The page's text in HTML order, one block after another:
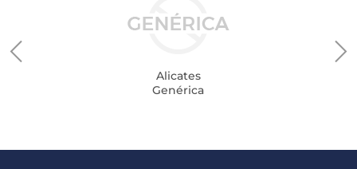
Alicates
Genérica